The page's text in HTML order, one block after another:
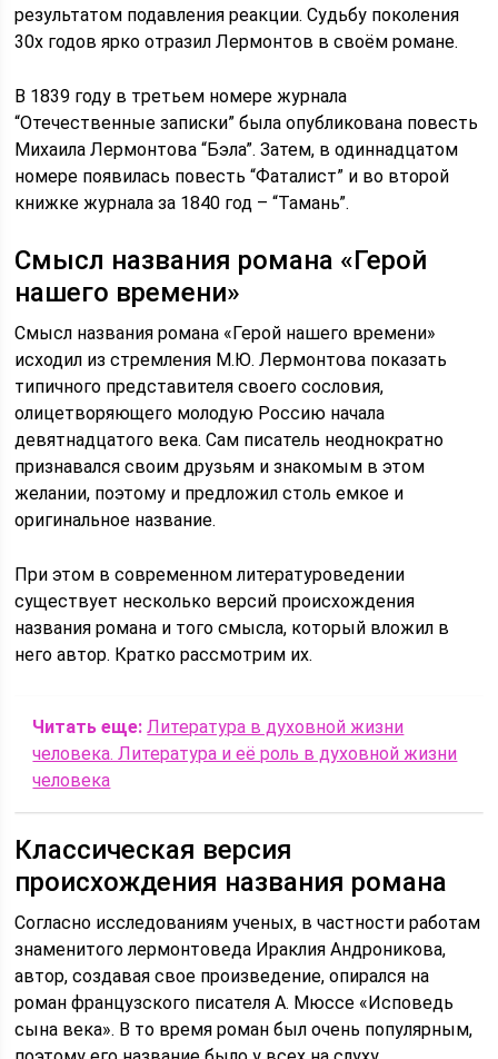
результатом подавления реакции. Судьбу поколения
30х годов ярко отразил Лермонтов в своём романе.
В 1839 году в третьем номере журнала
“Отечественные записки” была опубликована повесть
Михаила Лермонтова “Бэла”. Затем, в одиннадцатом
номере появилась повесть “Фаталист” и во второй
книжке журнала за 1840 год – “Тамань”.
Смысл названия романа «Герой
нашего времени»
Смысл названия романа «Герой нашего времени»
исходил из стремления М.Ю. Лермонтова показать
типичного представителя своего сословия,
олицетворяющего молодую Россию начала
девятнадцатого века. Сам писатель неоднократно
признавался своим друзьям и знакомым в этом
желании, поэтому и предложил столь емкое и
оригинальное название.
При этом в современном литературоведении
существует несколько версий происхождения
названия романа и того смысла, который вложил в
него автор. Кратко рассмотрим их.
Читать еще: Литература в духовной жизни
человека. Литература и её роль в духовной жизни
человека
Классическая версия
происхождения названия романа
Согласно исследованиям ученых, в частности работам
знаменитого лермонтоведа Ираклия Андроникова,
автор, создавая свое произведение, опирался на
роман французского писателя А. Мюссе «Исповедь
сына века». В то время роман был очень популярным,